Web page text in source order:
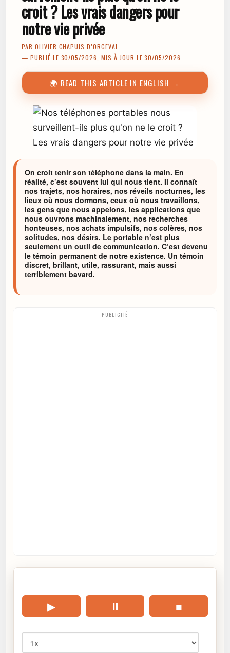
croit ? Les vrais dangers pour
notre vie privée
PAR OLIVIER CHAPUIS D’ORGEVAL
— PUBLIÉ LE 30/05/2026, MIS À JOUR LE 30/05/2026
🌍 READ THIS ARTICLE IN ENGLISH →
On croit tenir son téléphone dans la main. En
réalité, c’est souvent lui qui nous tient. Il connaît
nos trajets, nos horaires, nos réveils nocturnes, les
lieux où nous dormons, ceux où nous travaillons,
les gens que nous appelons, les applications que
nous ouvrons machinalement, nos recherches
honteuses, nos achats impulsifs, nos colères, nos
solitudes, nos désirs. Le portable n’est plus
seulement un outil de communication. C’est devenu
le témoin permanent de notre existence. Un témoin
discret, brillant, utile, rassurant, mais aussi
terriblement bavard.
PUBLICITÉ
▶ ⏸ ■